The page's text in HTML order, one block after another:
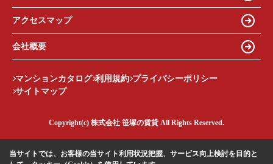
アクセスマップ
会社概要
マンションカタログ 利用規約 プライバシーポリシー
サイトマップ
Copyright(c) 株式会社 笹塚の賃貸 All Rights Reserved.
当サイトでは、お客様の当サイト利用状況把握、サービス向上検討を目的と